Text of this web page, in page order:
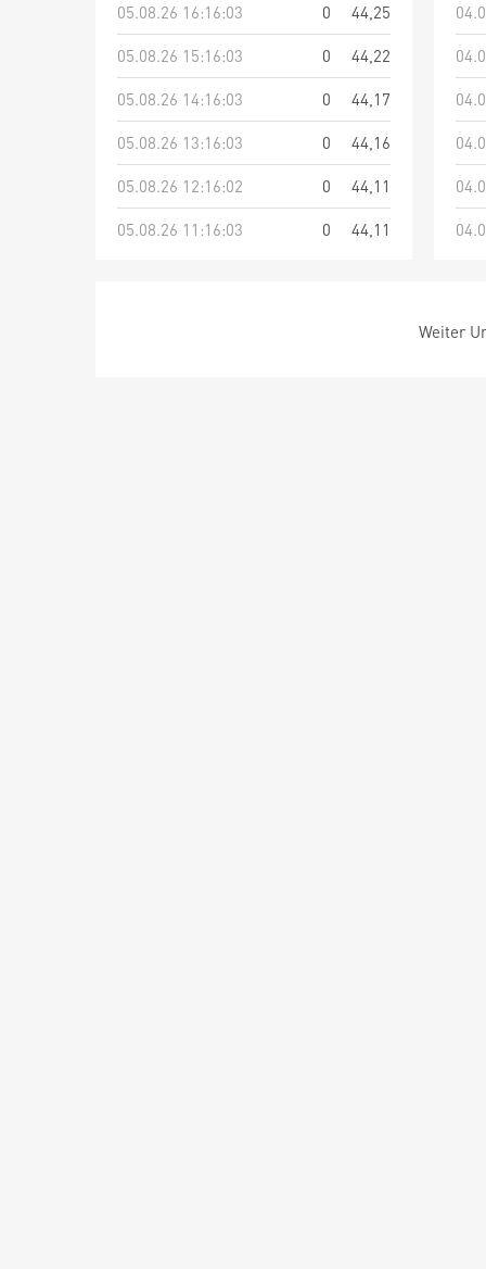
05.08.26 16:16:03
0
44,25
05.08.26 15:16:03
0
44,22
05.08.26 14:16:03
0
44,17
05.08.26 13:16:03
0
44,16
05.08.26 12:16:02
0
44,11
05.08.26 11:16:03
0 44,11
Weiter